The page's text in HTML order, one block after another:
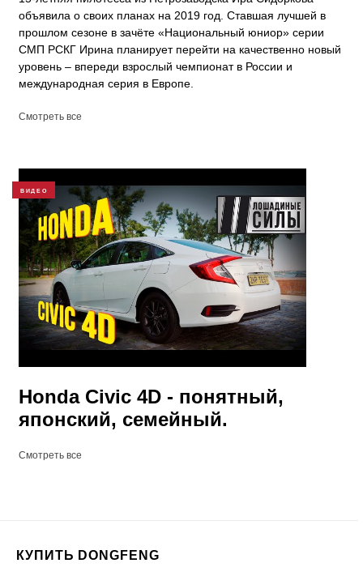
объявила о своих планах на 2019 год. Ставшая лучшей в
прошлом сезоне в зачёте «Национальный юниор» серии
СМП РСКГ Ирина планирует перейти на качественно новый
уровень – впереди взрослый чемпионат в России и
международная серия в Европе.
Смотреть все
ВИДЕО
Honda Civic 4D - понятный,
японский, семейный.
Смотреть все
КУПИТЬ DONGFENG